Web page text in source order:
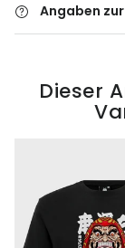
Angaben
Dieser